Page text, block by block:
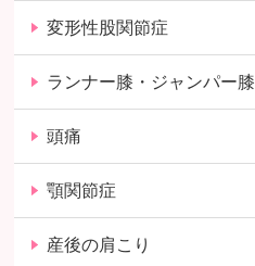
変形性股関節症
ランナー膝・ジャンパー膝
頭痛
顎関節症
産後の肩こり